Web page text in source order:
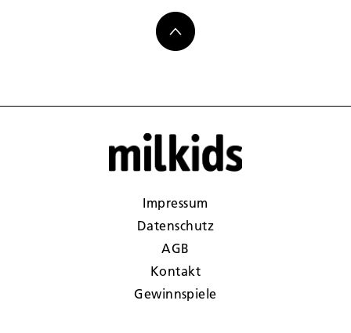
Impressum
Datenschutz
AGB
Kontakt
Gewinnspiele